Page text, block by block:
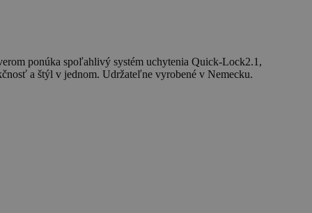
ponúka spoľahlivý systém uchytenia Quick-Lock2.1,
a štýl v jednom. Udržateľne vyrobené v Nemecku.